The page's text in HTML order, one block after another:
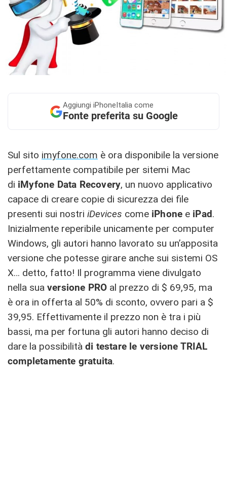
Aggiungi iPhoneItalia come
Fonte preferita su Google
Sul sito imyfone.com è ora disponibile la versione
perfettamente compatibile per sitemi Mac
di iMyfone Data Recovery, un nuovo applicativo
capace di creare copie di sicurezza dei file
presenti sui nostri iDevices come iPhone e iPad.
Inizialmente reperibile unicamente per computer
Windows, gli autori hanno lavorato su un’apposita
versione che potesse girare anche sui sistemi OS
X… detto, fatto! Il programma viene divulgato
nella sua versione PRO al prezzo di $ 69,95, ma
è ora in offerta al 50% di sconto, ovvero pari a $
39,95. Effettivamente il prezzo non è tra i più
bassi, ma per fortuna gli autori hanno deciso di
dare la possibilità di testare le versione TRIAL
completamente gratuita.